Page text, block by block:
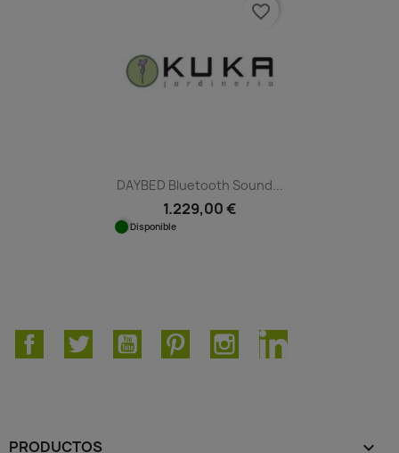
DAYBED Bluetooth Sound...
1.229,00 €
Disponible
favorite_border
FacebookTwitter YouTube PinterestInstagramLinkedIn
PRODUCTOS 